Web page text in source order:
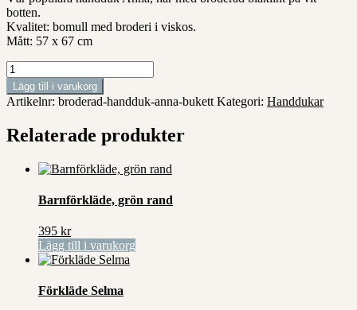
botten.
Kvalitet: bomull med broderi i viskos.
Mått: 57 x 67 cm
Broderad
handduk,
bukett
mängd
Lägg till i varukorg
Artikelnr: broderad-handduk-anna-bukett Kategori: Handdukar
Relaterade produkter
Barnförkläde, grön rand
395 kr
Lägg till i varukorg
Förkläde Selma